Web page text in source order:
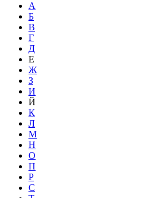
А
Б
В
Г
Д
Е
Ж
З
И
Й
К
Л
М
Н
О
П
Р
С